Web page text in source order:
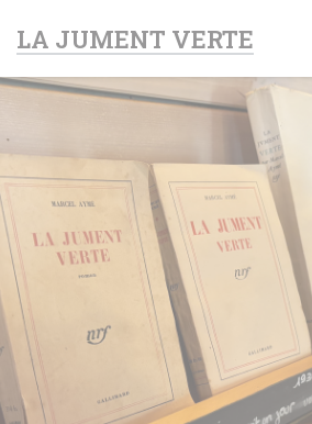
LA JUMENT VERTE